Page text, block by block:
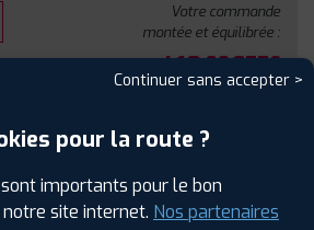
Votre commande
montée et équilibrée :
410.80€TTC
Continuer sans accepter >
pour la route ?
importants pour le bon
site internet. Nos partenaires